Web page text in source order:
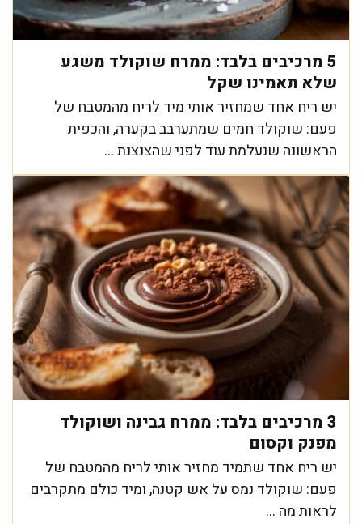
5 מרכיבים בלבד: ממרח שוקולד משגע
שלא תאמינו שקל
יש ריח אחד שמחזיר אותי מיד לריח מהמטבח של
פעם: שוקולד חמים שמתערבב בקערה, והכפית
הראשונה שנעלמת עוד לפני שהצנצנת ...
3 מרכיבים בלבד: ממרח גבינה ושוקולד
מפנק וקסום
יש ריח אחד שתמיד מחזיר אותי לריח מהמטבח של
פעם: שוקולד נמס על אש קטנה, ומיד כולם מתקרבים
לראות מה ...